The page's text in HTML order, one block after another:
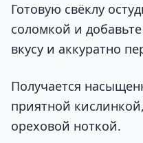
Готовую свёклу
соломкой и
вкусу и аккуратно
Получается
приятной
ореховой ноткой.